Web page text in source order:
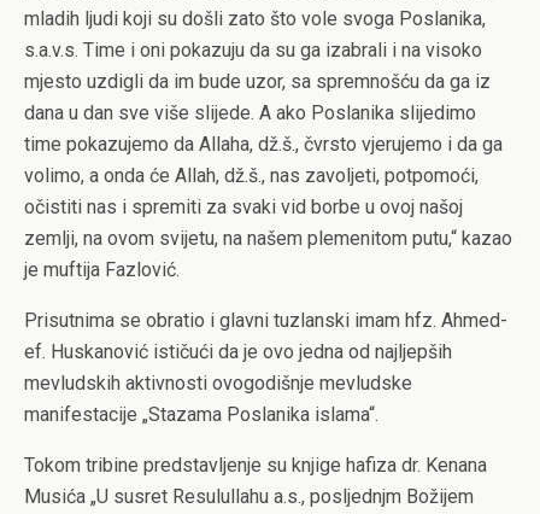
mladih ljudi koji su došli zato što vole svoga Poslanika,
s.a.v.s. Time i oni pokazuju da su ga izabrali i na visoko
mjesto uzdigli da im bude uzor, sa spremnošću da ga iz
dana u dan sve više slijede. A ako Poslanika slijedimo
time pokazujemo da Allaha, dž.š., čvrsto vjerujemo i da ga
volimo, a onda će Allah, dž.š., nas zavoljeti, potpomoći,
očistiti nas i spremiti za svaki vid borbe u ovoj našoj
zemlji, na ovom svijetu, na našem plemenitom putu,“ kazao
je muftija Fazlović.
Prisutnima se obratio i glavni tuzlanski imam hfz. Ahmed-
ef. Huskanović ističući da je ovo jedna od najljepših
mevludskih aktivnosti ovogodišnje mevludske
manifestacije „Stazama Poslanika islama“.
Tokom tribine predstavljenje su knjige hafiza dr. Kenana
Musića „U susret Resulullahu a.s., posljednjm Božijem